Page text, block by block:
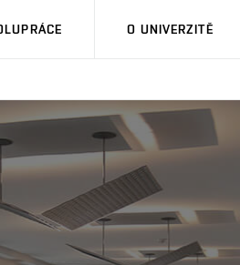
O UNIVERZITĚ